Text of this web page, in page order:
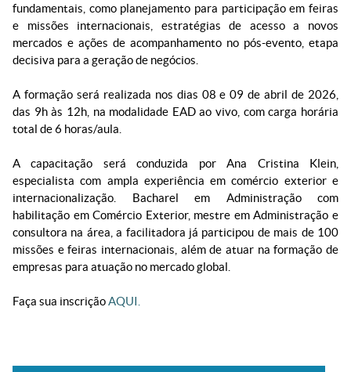
fundamentais, como planejamento para participação em feiras
e missões internacionais, estratégias de acesso a novos
mercados e ações de acompanhamento no pós-evento, etapa
decisiva para a geração de negócios.
A formação será realizada nos dias 08 e 09 de abril de 2026,
das 9h às 12h, na modalidade EAD ao vivo, com carga horária
total de 6 horas/aula.
A capacitação será conduzida por Ana Cristina Klein,
especialista com ampla experiência em comércio exterior e
internacionalização. Bacharel em Administração com
habilitação em Comércio Exterior, mestre em Administração e
consultora na área, a facilitadora já participou de mais de 100
missões e feiras internacionais, além de atuar na formação de
empresas para atuação no mercado global.
Faça sua inscriçãoAQUI.